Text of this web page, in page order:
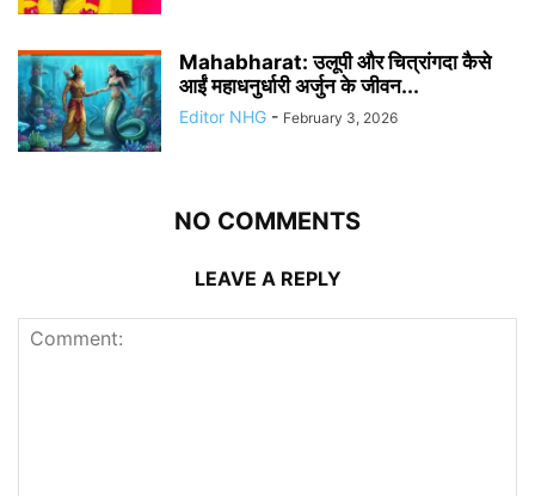
Mahabharat: उलूपी और चित्रांगदा कैसे
आईं महाधनुर्धारी अर्जुन के जीवन...
Editor NHG - February 3, 2026
NO COMMENTS
LEAVE A REPLY